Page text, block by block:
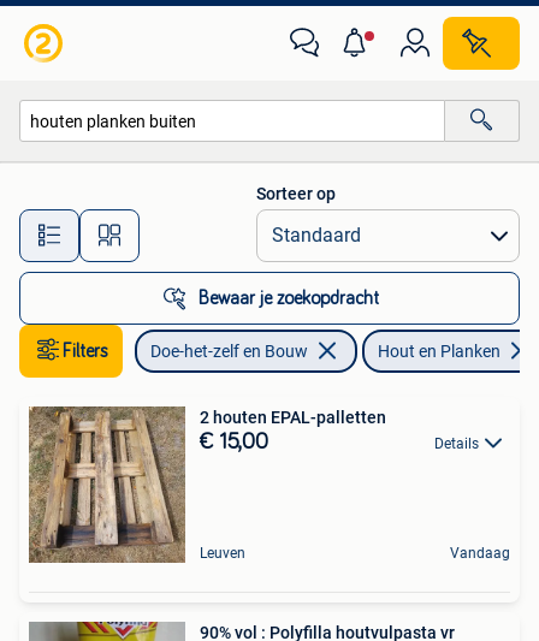
Alle afstanden…
Sorteer op
Bewaar je zoekopdracht
Filters Doe-het-zelf en Bouw Hout en Planken
2 houten EPAL-palletten
€ 15,00 Details
Leuven Vandaag
90% vol : Polyfilla houtvulpasta vr